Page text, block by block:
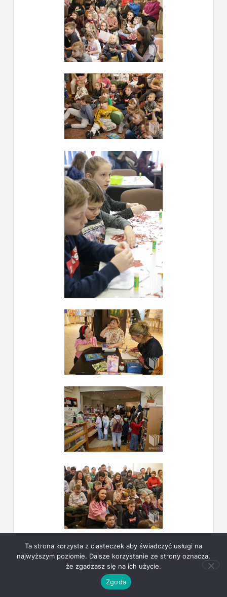
Ta strona korzysta z ciasteczek aby świadczyć usługi na
najwyższym poziomie. Dalsze korzystanie ze strony oznacza,
że zgadzasz się na ich użycie.
Zgoda